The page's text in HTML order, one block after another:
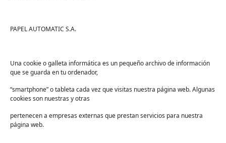
PAPEL AUTOMATIC S.A.
Una cookie o galleta informática es un pequeño archivo de información
que se guarda en tu ordenador,
“smartphone” o tableta cada vez que visitas nuestra página web. Algunas
cookies son nuestras y otras
pertenecen a empresas externas que prestan servicios para nuestra
página web.
enero 2021
octubre 2020
agosto 2020
junio 2020